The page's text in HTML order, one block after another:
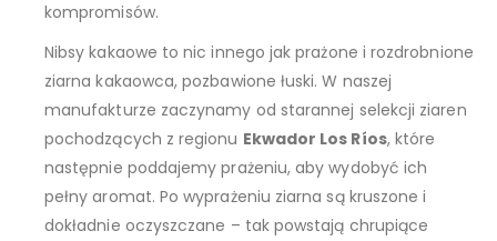
kompromisów.
Nibsy kakaowe to nic innego jak prażone i rozdrobnione
ziarna kakaowca, pozbawione łuski. W naszej
manufakturze zaczynamy od starannej selekcji ziaren
pochodzących z regionu Ekwador Los Ríos, które
następnie poddajemy prażeniu, aby wydobyć ich
pełny aromat. Po wyprażeniu ziarna są kruszone i
dokładnie oczyszczane – tak powstają chrupiące